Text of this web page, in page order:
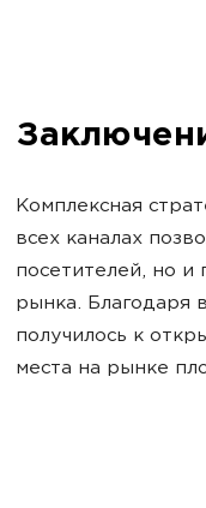
Комплексная
всех каналах
посетителей, но
рынка. Благодаря
получилось к
места на рынке